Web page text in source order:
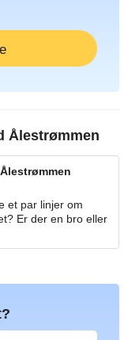
Ålestrømmen
et par linjer om
Er der en bro eller